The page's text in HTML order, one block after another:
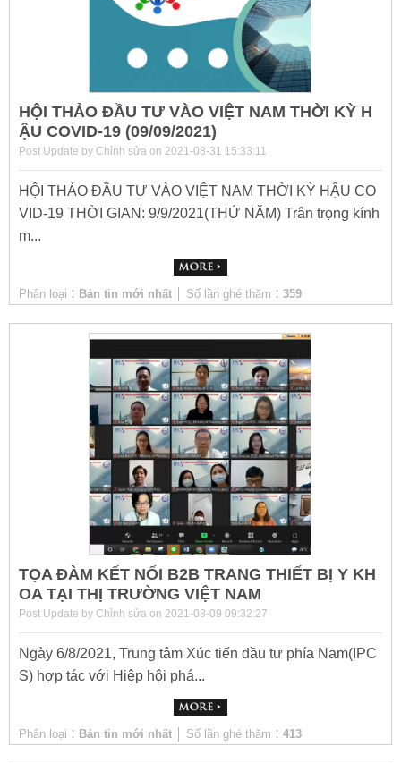
HỘI THẢO ĐẦU TƯ VÀO VIỆT NAM THỜI KỲ H
ẬU COVID-19 (09/09/2021)
Post Update by Chỉnh sửa on 2021-08-31 15:33:11
HỘI THẢO ĐẦU TƯ VÀO VIỆT NAM THỜI KỲ HẬU CO
VID-19 THỜI GIAN: 9/9/2021(THỨ NĂM) Trân trọng kính
m...
Phân loại： Bản tin mới nhất │ Số lần ghé thăm： 359
TỌA ĐÀM KẾT NỐI B2B TRANG THIẾT BỊ Y KH
OA TẠI THỊ TRƯỜNG VIỆT NAM
Post Update by Chỉnh sửa on 2021-08-09 09:32:27
Ngày 6/8/2021, Trung tâm Xúc tiến đầu tư phía Nam(IPC
S) hợp tác với Hiệp hội phá...
Phân loại： Bản tin mới nhất │ Số lần ghé thăm： 413